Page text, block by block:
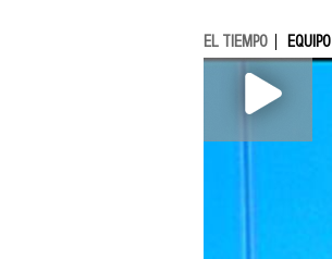
EL TIEMPO EQUIPO